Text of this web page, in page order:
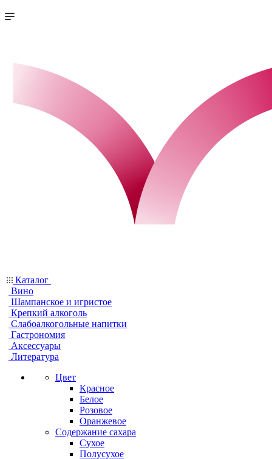
Каталог
Вино
Шампанское и игристое
Крепкий алкоголь
Слабоалкогольные напитки
Гастрономия
Аксессуары
Литература
Цвет
Красное
Белое
Розовое
Оранжевое
Содержание сахара
Сухое
Полусухое